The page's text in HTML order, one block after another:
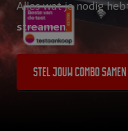
Alles wat je nodig
streamen.
Stel jouw combo